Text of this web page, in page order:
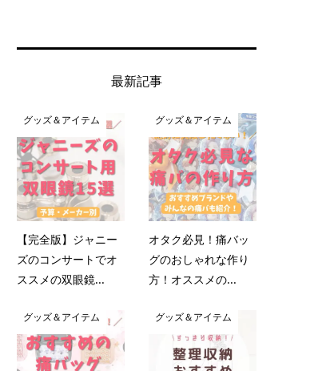
最新記事
グッズ＆アイテム
【完全版】ジャニー
ズのコンサートでオ
ススメの双眼鏡...
グッズ＆アイテム
オタク必見！痛バッ
グのおしゃれな作り
方！オススメの...
グッズ＆アイテム グッズ＆アイテム